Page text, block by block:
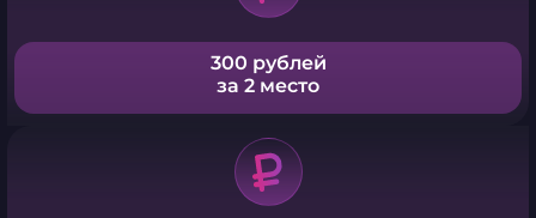
300 рублей
за 2 место